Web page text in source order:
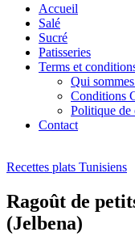
Accueil
Salé
Sucré
Patisseries
Terms et
Qui
Conditions
Politique de
Contact
Recettes plats Tunisiens
Ragoût de
(Jelbena)